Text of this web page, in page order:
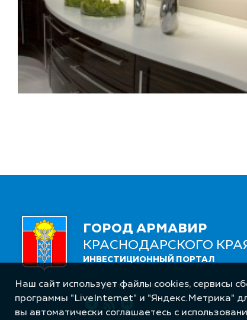
ГОРОД АРМАВИР
КРАСНОДАРСКОГО
ИНВЕСТИЦИОННЫЙ ПОРТАЛ
Следуйте за нами
Наш сайт использует файлы cookies, сервисы
программы "LiveInternet" и "Яндекс.Метрика"
вы автоматически соглашаетесь с